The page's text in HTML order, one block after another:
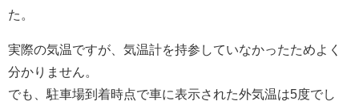
た。
実際の気温ですが、気温計を持参していなかったためよく
分かりません。
でも、駐車場到着時点で車に表示された外気温は5度でし